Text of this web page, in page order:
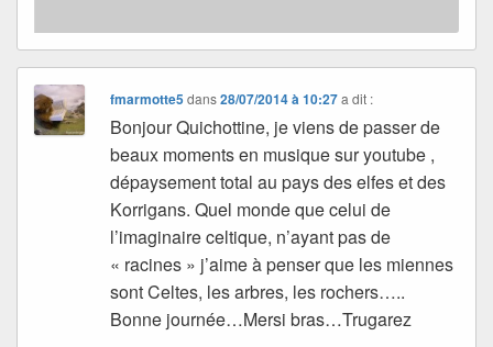
fmarmotte5dans28/07/2014 à 10:27 a dit :
Bonjour Quichottine, je viens de passer de
beaux moments en musique sur youtube ,
dépaysement total au pays des elfes et des
Korrigans. Quel monde que celui de
l’imaginaire celtique, n’ayant pas de
« racines » j’aime à penser que les miennes
sont Celtes, les arbres, les rochers…..
Bonne journée…Mersi bras…Trugarez